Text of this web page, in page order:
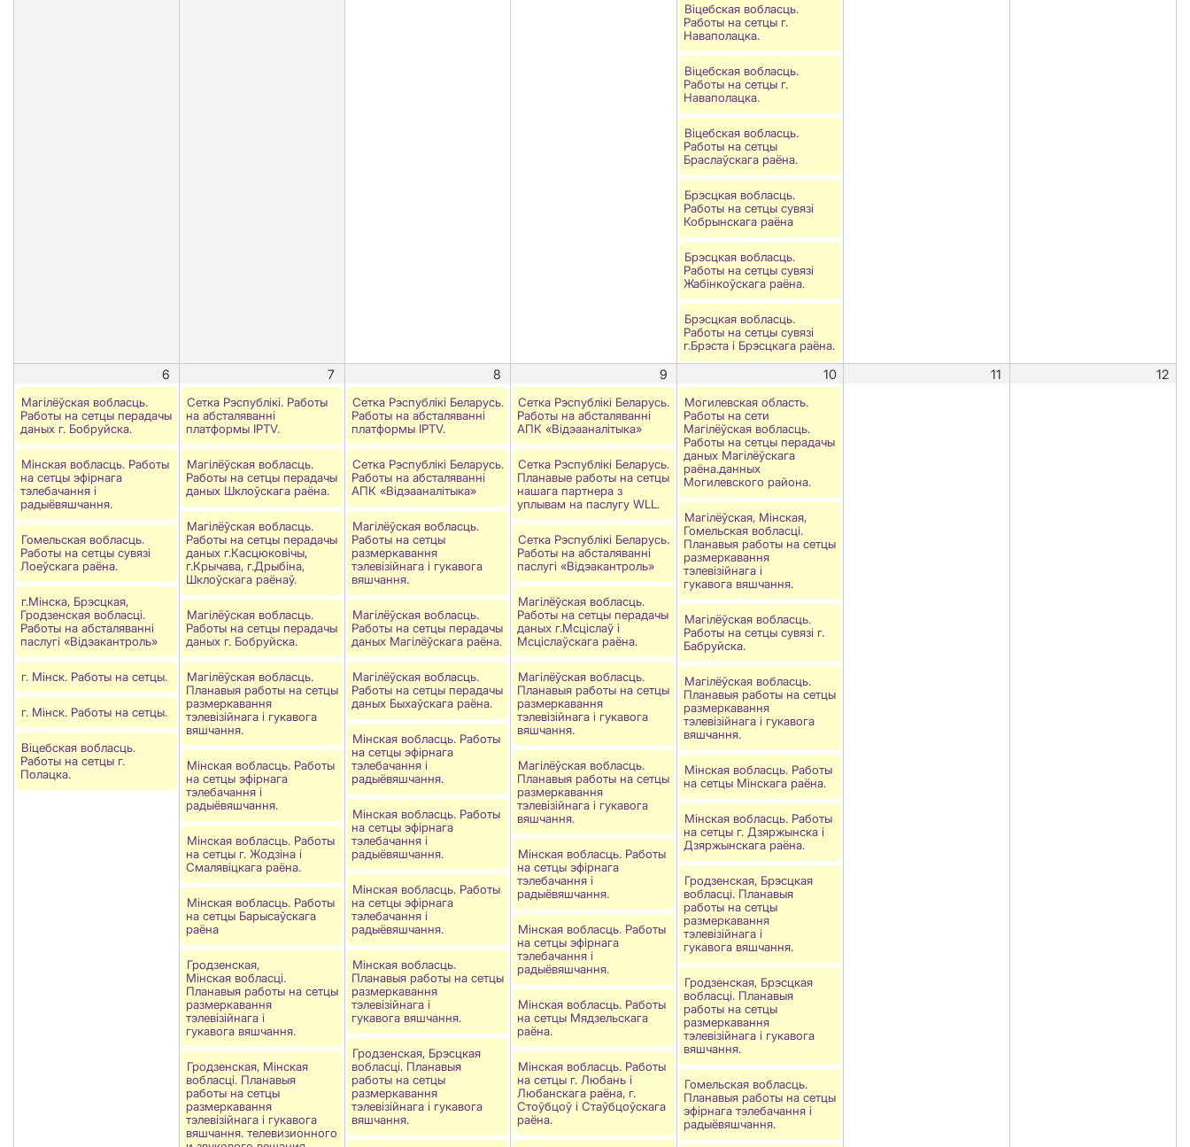
Віцебская вобласць.
Работы на сетцы г.
Наваполацка.
Віцебская вобласць.
Работы на сетцы г.
Наваполацка.
Віцебская вобласць.
Работы на сетцы
Браслаўскага раёна.
Брэсцкая вобласць.
Работы на сетцы сувязі
Кобрынскага раёна
Брэсцкая вобласць.
Работы на сетцы сувязі
Жабінкоўскага раёна.
Брэсцкая вобласць.
Работы на сетцы сувязі
г.Брэста і Брэсцкага раёна.
6 7 8 9 10 11 12
Магілёўская вобласць.
Работы на сетцы перадачы
даных г. Бобруйска.
Мінская вобласць. Работы
на сетцы эфірнага
тэлебачання і
радыёвяшчання.
Гомельская вобласць.
Работы на сетцы сувязi
Лоеўскага раёна.
г.Мінска, Брэсцкая,
Гродзенская вобласці.
Работы на абсталяваннi
паслугi «Вiдэакантроль»
г. Мінск. Работы на сетцы.
г. Мінск. Работы на сетцы.
Віцебская вобласць.
Работы на сетцы г.
Полацка.
Сетка Рэспублікі. Работы
на абсталяванні
платформы IPTV.
Магілёўская вобласць.
Работы на сетцы перадачы
даных Шклоўскага раёна.
Магілёўская вобласць.
Работы на сетцы перадачы
даных г.Касцюковічы,
г.Крычава, г.Дрыбіна,
Шклоўскага раёнаў.
Магілёўская вобласць.
Работы на сетцы перадачы
даных г. Бобруйска.
Магілёўская вобласць.
Планавыя работы на сетцы
размеркавання
тэлевізійнага і гукавога
вяшчання.
Мінская вобласць. Работы
на сетцы эфірнага
тэлебачання і
радыёвяшчання.
Мінская вобласць. Работы
на сетцы г. Жодзіна і
Смалявіцкага раёна.
Мінская вобласць. Работы
на сетцы Барысаўскага
раёна
Гродзенская,
Мінская вобласці.
Планавыя работы на сетцы
размеркавання
тэлевізійнага і
гукавога вяшчання.
Гродзенская, Мінская
вобласці. Планавыя
работы на сетцы
размеркавання
тэлевізійнага і гукавога
вяшчання. телевизионного
Сетка Рэспублікі Беларусь.
Работы на абсталяванні
платформы IPTV.
Сетка Рэспублікі Беларусь.
Работы на абсталяванні
АПК «Відэааналітыка»
Магілёўская вобласць.
Работы на сетцы
размеркавання
тэлевізійнага і гукавога
вяшчання.
Магілёўская вобласць.
Работы на сетцы перадачы
даных Магілёўскага раёна.
Магілёўская вобласць.
Работы на сетцы перадачы
даных Быхаўскага раёна.
Мінская вобласць. Работы
на сетцы эфірнага
тэлебачання і
радыёвяшчання.
Мінская вобласць. Работы
на сетцы эфірнага
тэлебачання і
радыёвяшчання.
Мінская вобласць. Работы
на сетцы эфірнага
тэлебачання і
радыёвяшчання.
Мінская вобласць.
Планавыя работы на сетцы
размеркавання
тэлевізійнага і
гукавога вяшчання.
Гродзенская, Брэсцкая
вобласцi. Планавыя
работы на сетцы
размеркавання
тэлевізійнага і гукавога
вяшчання.
Сетка Рэспублікі Беларусь.
Работы на абсталяванні
АПК «Відэааналітыка»
Сетка Рэспублікі Беларусь.
Планавые работы на сетцы
нашага партнера з
уплывам на паслугу WLL.
Сетка Рэспублiкi Беларусь.
Работы на абсталяваннi
паслугi «Вiдэакантроль»
Магілёўская вобласць.
Работы на сетцы перадачы
даных г.Мсціслаў і
Мсціслаўскага раёна.
Магілёўская вобласць.
Планавыя работы на сетцы
размеркавання
тэлевізійнага і гукавога
вяшчання.
Магілёўская вобласць.
Планавыя работы на сетцы
размеркавання
тэлевізійнага і гукавога
вяшчання.
Мінская вобласць. Работы
на сетцы эфірнага
тэлебачання і
радыёвяшчання.
Мінская вобласць. Работы
на сетцы эфірнага
тэлебачання і
радыёвяшчання.
Мінская вобласць. Работы
на сетцы Мядзельскага
раёна.
Мінская вобласць. Работы
на сетцы г. Любань і
Любанскага раёна, г.
Стоўбцоў і Стаўбцоўскага
раёна.
Могилевская область.
Работы на сети
Магілёўская вобласць.
Работы на сетцы перадачы
даных Магілёўскага
раёна.данных
Могилевского района.
Магілёўская, Мінская,
Гомельская вобласці.
Планавыя работы на сетцы
размеркавання
тэлевізійнага і
гукавога вяшчання.
Магілёўская вобласць.
Работы на сетцы сувязі г.
Бабруйска.
Магілёўская вобласць.
Планавыя работы на сетцы
размеркавання
тэлевізійнага і гукавога
вяшчання.
Мінская вобласць. Работы
на сетцы Мінскага раёна.
Мінская вобласць. Работы
на сетцы г. Дзяржынска і
Дзяржынскага раёна.
Гродзенская, Брэсцкая
вобласці. Планавыя
работы на сетцы
размеркавання
тэлевізійнага і
гукавога вяшчання.
Гродзенская, Брэсцкая
вобласці. Планавыя
работы на сетцы
размеркавання
тэлевізійнага і гукавога
вяшчання.
Гомельская вобласць.
Планавыя работы на сетцы
эфірнага тэлебачання і
радыёвяшчання.